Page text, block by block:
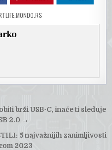
brži USB-C, inače ti sleduje
2.0 →
5 najvažnijih zanimljivosti
2023